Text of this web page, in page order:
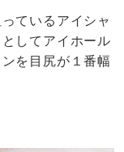
ているアイシャ
してアイホール
を目尻が１番幅